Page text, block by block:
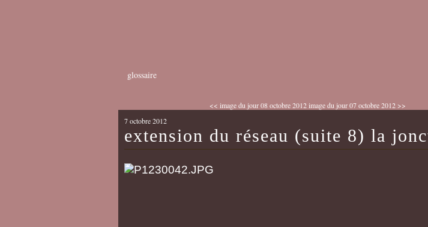
glossaire
<< image du jour 08 octobre 2012 image du jour 07 octobre 2012 >>
7 octobre 2012
extension du réseau (suite 8) la